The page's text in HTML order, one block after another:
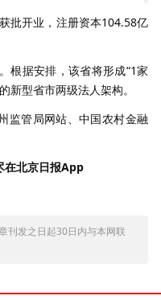
批开业，注册资本104.58亿
根据安排，该省将形成“1家
新型省市两级法人架构。
监管局网站、中国农村金融
在北京日报App
刊发之日起30日内与本网联